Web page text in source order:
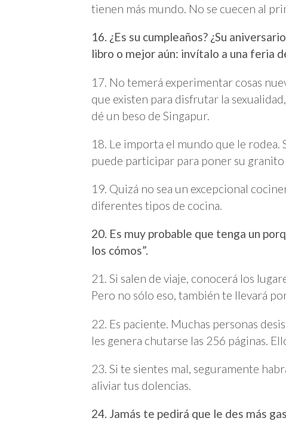
tienen más mundo. No se cuecen al
16. ¿Es su cumpleaños? ¿Su
libro o mejor aún: invítalo a una feria
17. No temerá experimentar cosas
que existen para disfrutar la
dé un beso de Singapur.
18. Le importa el mundo que le rodea.
puede participar para poner su granito
19. Quizá no sea un excepcional
diferentes tipos de cocina.
20. Es muy probable que tenga un
los cómos”.
21. Si salen de viaje, conocerá los
Pero no sólo eso, también te llevará
22. Es paciente. Muchas personas
les genera chutarse las 256 páginas.
23. Si te sientes mal, seguramente
aliviar tus dolencias.
24. Jamás te pedirá que le des más